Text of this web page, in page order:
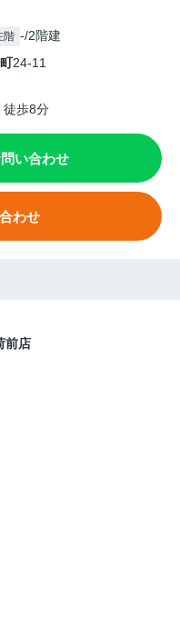
階 -/2階建
24-11
徒歩8分
い合わせ
わせ
前店